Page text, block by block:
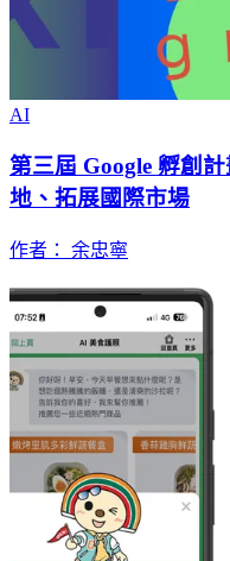
AI
第三屆 Google 孵創
地、拓展國際市場
作者： 余忠寧